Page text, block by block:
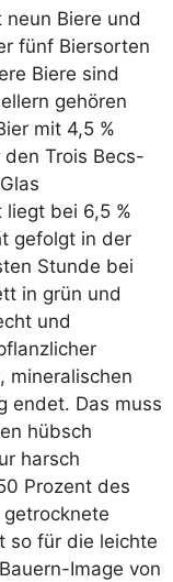
neun Biere und
fünf Biersorten
Biere sind
gehören
mit 4,5 %
Trois Becs-
bei 6,5 %
gefolgt in der
Stunde bei
in grün und
und
mineralischen
endet. Das muss
hübsch
harsch
Prozent des
so für die leichte
Image von